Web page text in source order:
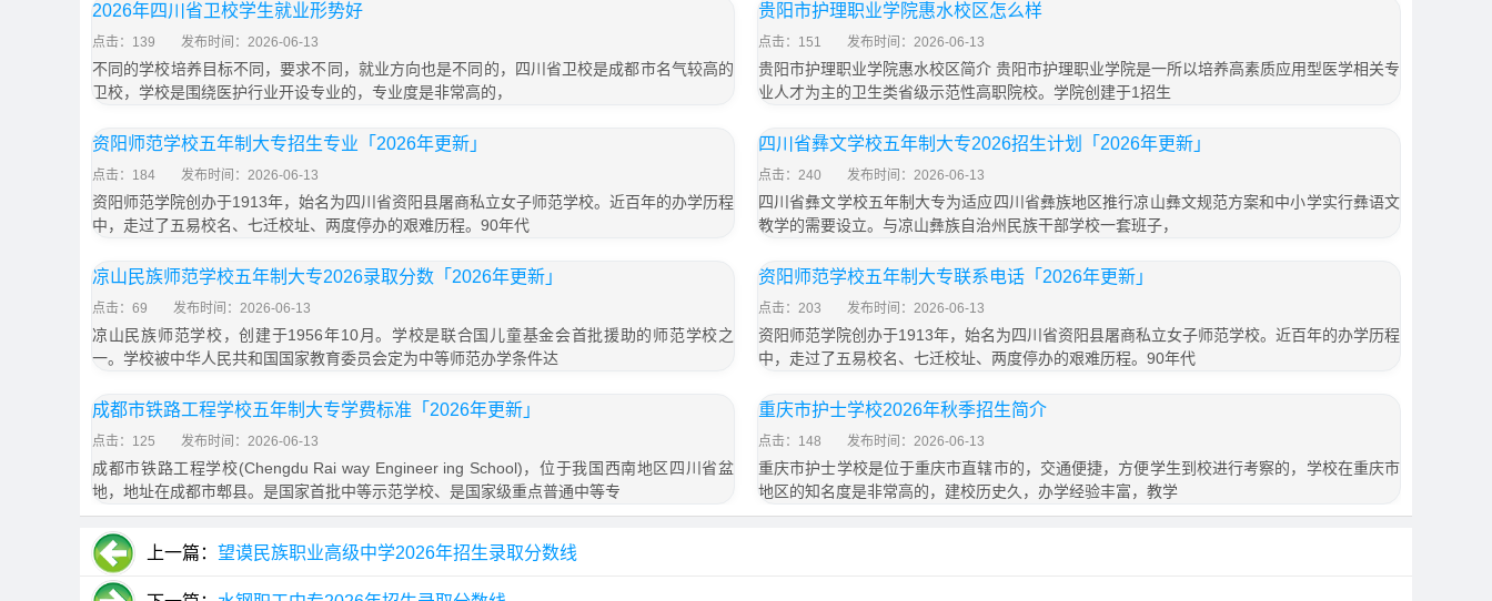
2026年四川省卫校学生就业形势好
点击：139 发布时间：2026-06-13
不同的学校培养目标不同，要求不同，就业方向也是不同的，四川省卫校是成都市名气较高的
卫校，学校是围绕医护行业开设专业的，专业度是非常高的，
贵阳市护理职业学院惠水校区怎么样
点击：151 发布时间：2026-06-13
贵阳市护理职业学院惠水校区简介 贵阳市护理职业学院是一所以培养高素质应用型医学相关专
业人才为主的卫生类省级示范性高职院校。学院创建于1招生
资阳师范学校五年制大专招生专业「2026年更新」
点击：184 发布时间：2026-06-13
资阳师范学院创办于1913年，始名为四川省资阳县屠商私立女子师范学校。近百年的办学历程
中，走过了五易校名、七迁校址、两度停办的艰难历程。90年代
四川省彝文学校五年制大专2026招生计划「2026年更新」
点击：240 发布时间：2026-06-13
四川省彝文学校五年制大专为适应四川省彝族地区推行凉山彝文规范方案和中小学实行彝语文
教学的需要设立。与凉山彝族自治州民族干部学校一套班子，
凉山民族师范学校五年制大专2026录取分数「2026年更新」
点击：69 发布时间：2026-06-13
凉山民族师范学校，创建于1956年10月。学校是联合国儿童基金会首批援助的师范学校之
一。学校被中华人民共和国国家教育委员会定为中等师范办学条件达
资阳师范学校五年制大专联系电话「2026年更新」
点击：203 发布时间：2026-06-13
资阳师范学院创办于1913年，始名为四川省资阳县屠商私立女子师范学校。近百年的办学历程
中，走过了五易校名、七迁校址、两度停办的艰难历程。90年代
成都市铁路工程学校五年制大专学费标准「2026年更新」
点击：125 发布时间：2026-06-13
成都市铁路工程学校(Chengdu Rai way Engineer ing School)，位于我国西南地区四川省盆
地，地址在成都市郫县。是国家首批中等示范学校、是国家级重点普通中等专
重庆市护士学校2026年秋季招生简介
点击：148 发布时间：2026-06-13
重庆市护士学校是位于重庆市直辖市的，交通便捷，方便学生到校进行考察的，学校在重庆市
地区的知名度是非常高的，建校历史久，办学经验丰富，教学
上一篇： 望谟民族职业高级中学2026年招生录取分数线